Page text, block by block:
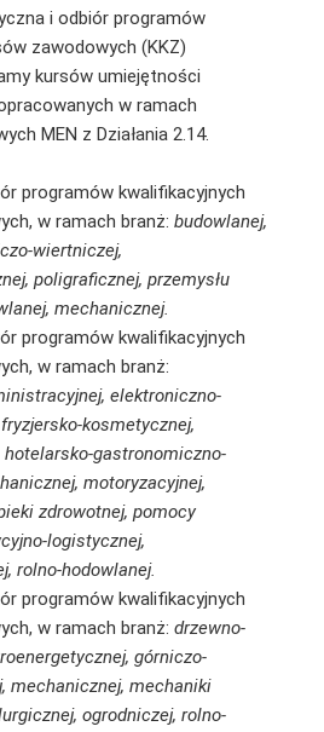
i odbiór programów
zawodowych (KKZ)
kursów umiejętności
w ramach
MEN z Działania 2.14.
programów kwalifikacyjnych
w ramach branż: budowlanej,
wiertniczej,
poligraficznej, przemysłu
mechanicznej.
programów kwalifikacyjnych
w ramach branż:
elektroniczno-
kosmetycznej,
hotelarsko-gastronomiczno-
motoryzacyjnej,
zdrowotnej, pomocy
logistycznej,
rolno-hodowlanej.
programów kwalifikacyjnych
w ramach branż: drzewno-
górniczo-
mechanicznej, mechaniki
ogrodniczej, rolno-